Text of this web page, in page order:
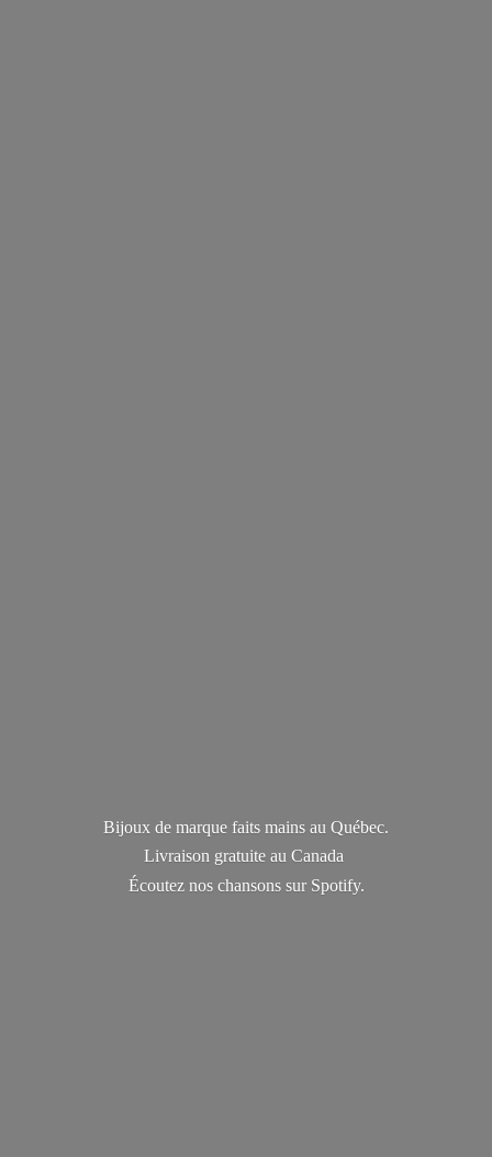
Bijoux de marque faits mains au Québec.
Livraison gratuite au Canada
Écoutez nos chansons sur Spotify.